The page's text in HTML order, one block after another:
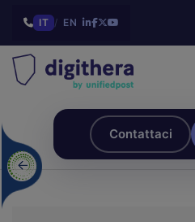
IT / EN
Contattaci